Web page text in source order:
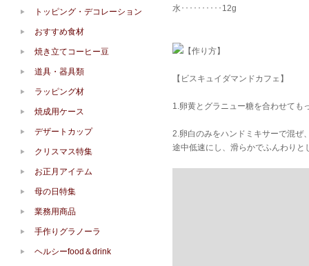
水･･････････12g
【作り方】
【ビスキュイダマンドカフェ】
1.卵黄とグラニュー糖を合わせても
2.卵白のみをハンドミキサーで混ぜ
途中低速にし、滑らかでふんわりと
トッピング・デコレーション
おすすめ食材
焼き立てコーヒー豆
道具・器具類
ラッピング材
焼成用ケース
デザートカップ
クリスマス特集
お正月アイテム
母の日特集
業務用商品
手作りグラノーラ
ヘルシーfood＆drink